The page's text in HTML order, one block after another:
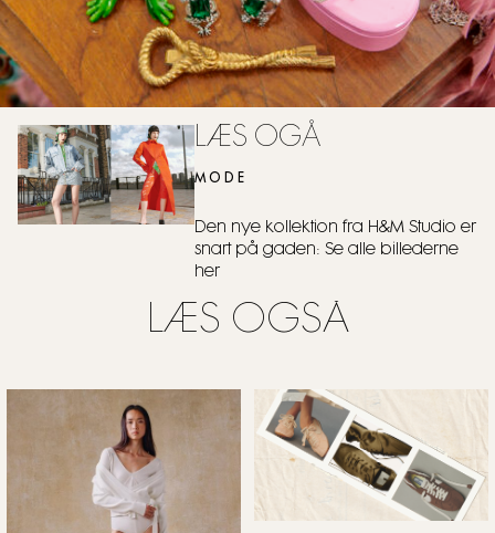
LÆS OGÅ
MODE
Den nye kollektion fra H&M Studio er
snart på gaden: Se alle billederne
her
LÆS OGSÅ